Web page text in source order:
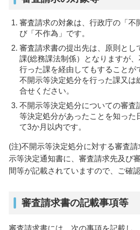
審査請求の対象は、行政庁の「不
び「不作為」です。
審査請求書の提出先は、原則とし
課(総務課法制係）となりますが
行った課を経由してもすることが
不開示等決定処分を行った課又は
合せください。
不開示等決定処分についての審査
等決定処分があったことを知った
て3か月以内です。
(注)不開示等決定処分に対する審査
示等決定通知書に、審査請求先及び
間等が記載されていますので、ご確
審査請求書の記載事項等
審査請求書には、次の事項を記載し